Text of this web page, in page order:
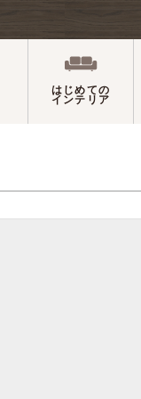
はじめての
インテリア